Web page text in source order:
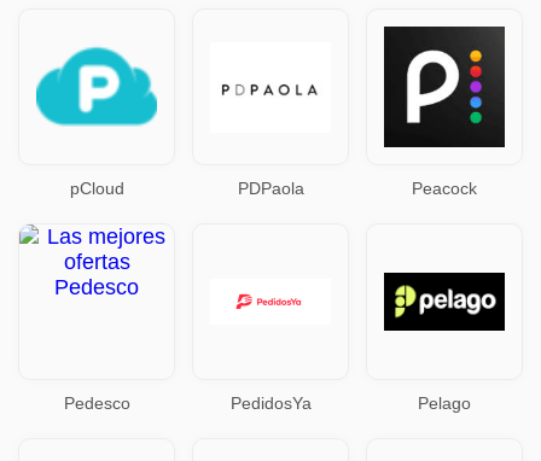
pCloud PDPaola Peacock
Pedesco PedidosYa Pelago